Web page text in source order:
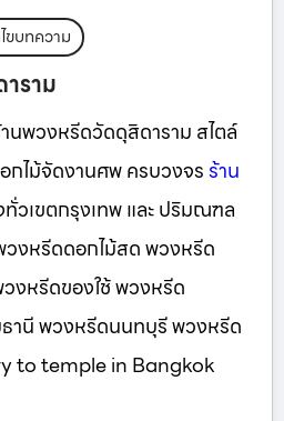
ขบทความ
ราม
พวงหรีดวัดดุสิดาราม สไตล์
ไม้จัดงานศพ ครบวงจรร้าน
วเขตกรุงเทพ และ ปริมณฑล
วงหรีดดอกไม้สด พวงหรีด
งหรีดของใช้ พวงหรีด
านี พวงหรีดนนทบุรี พวงหรีด
to temple in Bangkok